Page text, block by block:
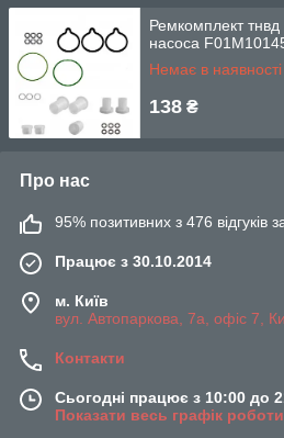
Ремкомплект
насоса
Немає в наявності
138 ₴
Про нас
95% позитивних з 476 відгуків
Працює з 30.10.2014
м. Київ
вул. Автопаркова, 7а, офіс 7,
Контакти
Сьогодні працює з 10:00 до
Показати весь графік роботи